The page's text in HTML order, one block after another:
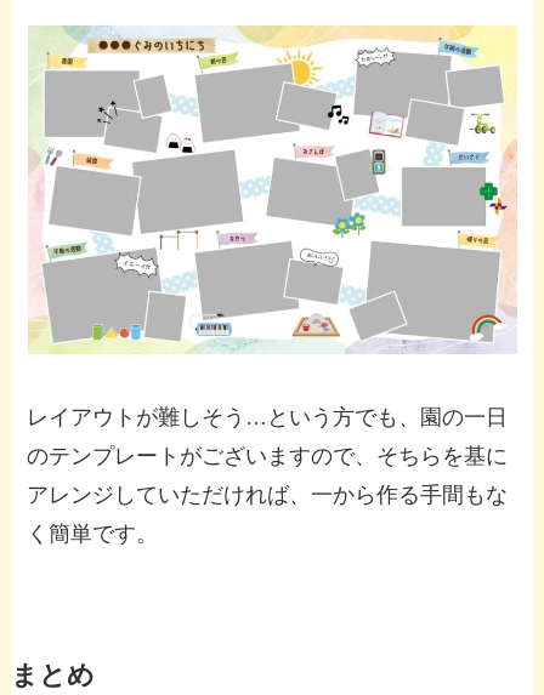
レイアウトが難しそう…という方でも、園の一日
のテンプレートがございますので、そちらを基に
アレンジしていただければ、一から作る手間もな
く簡単です。
まとめ